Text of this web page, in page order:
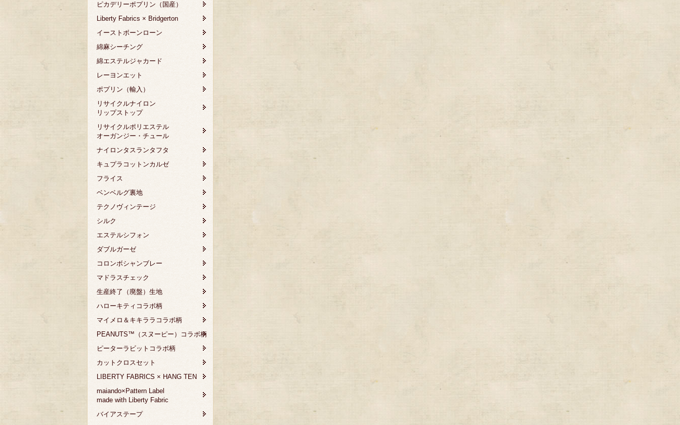
ピカデリーポプリン（国産）
Liberty Fabrics × Bridgerton
イーストボーンローン
綿麻シーチング
綿エステルジャカード
レーヨンエット
ポプリン（輸入）
リサイクルナイロン
リップストップ
リサイクルポリエステル
オーガンジー・チュール
ナイロンタスランタフタ
キュプラコットンカルゼ
フライス
ベンベルグ裏地
テクノヴィンテージ
シルク
エステルシフォン
ダブルガーゼ
コロンボシャンブレー
マドラスチェック
生産終了（廃盤）生地
ハローキティコラボ柄
マイメロ＆キキララコラボ柄
PEANUTS™（スヌーピー）コラボ柄
ピーターラビットコラボ柄
カットクロスセット
LIBERTY FABRICS × HANG TEN
maiando×Pattern Label
made with Liberty Fabric
バイアステープ